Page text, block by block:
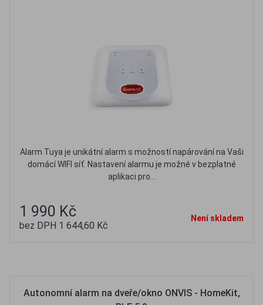
Alarm Tuya je unikátní alarm s možností napárování na Vaši
domácí WIFI síť. Nastavení alarmu je možné v bezplatné
aplikaci pro...
1 990 Kč
bez DPH 1 644,60 Kč
Není skladem
Autonomní alarm na dveře/okno ONVIS - HomeKit,